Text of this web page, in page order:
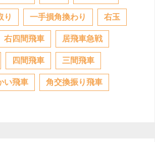
り 一手損角換わり 右玉
右四間飛車 居飛車急戦
四間飛車 三間飛車
い飛車 角交換振り飛車